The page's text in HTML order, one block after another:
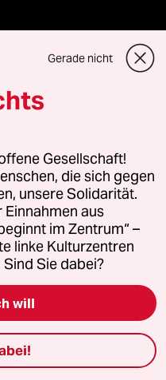
Gerade nicht
Gesellschaft!
die sich gegen
unsere Solidarität.
aus
im Zentrum“ –
linke Kulturzentren
Sie dabei?
will